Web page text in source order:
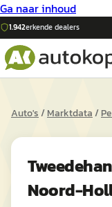
Ga naar inhoud
1.942erkende dealers
Auto's/Marktdata/
Noord-